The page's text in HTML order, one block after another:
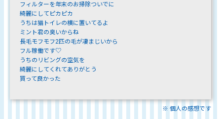
フィルターを年末のお掃除ついでに
綺麗にしてピカピカ
うちは猫トイレの横に置いてるよ
ミント君の臭いからね
長毛モフモフ2匹の毛が凄まじいから
フル稼働です♡
うちのリビングの空気を
綺麗にしてくれてありがとう
買って良かった
※ 個人の感想です